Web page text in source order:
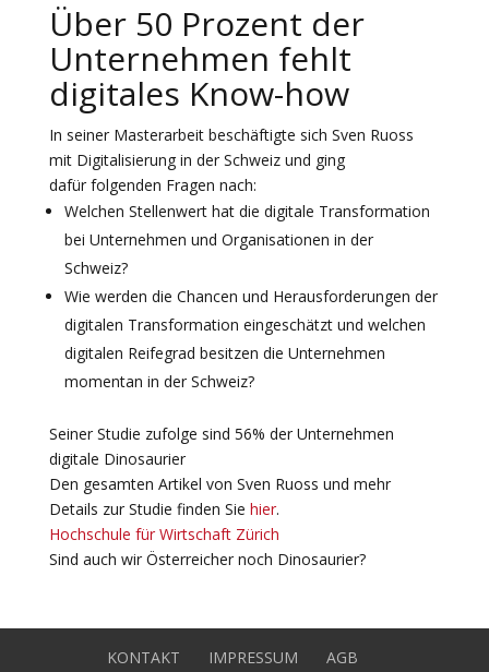
Über 50 Prozent der
Unternehmen fehlt
digitales Know-how
In seiner Masterarbeit beschäftigte sich Sven Ruoss
mit Digitalisierung in der Schweiz und ging
dafür folgenden Fragen nach:
Welchen Stellenwert hat die digitale Transformation
bei Unternehmen und Organisationen in der
Schweiz?
Wie werden die Chancen und Herausforderungen der
digitalen Transformation eingeschätzt und welchen
digitalen Reifegrad besitzen die Unternehmen
momentan in der Schweiz?
Seiner Studie zufolge sind 56% der Unternehmen
digitale Dinosaurier
Den gesamten Artikel von Sven Ruoss und mehr
Details zur Studie finden Sie hier.
Hochschule für Wirtschaft Zürich
Sind auch wir Österreicher noch Dinosaurier?
KONTAKT IMPRESSUM AGB